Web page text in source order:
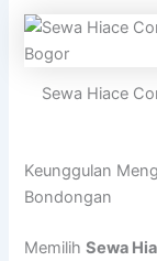
Sewa Hiace
Keunggulan
Bondongan
MemilihSewa